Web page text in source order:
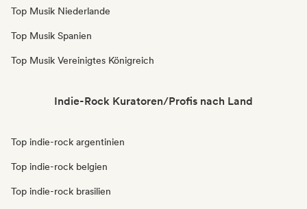
Top Musik Niederlande
Top Musik Spanien
Top Musik Vereinigtes Königreich
Indie-Rock Kuratoren/Profis nach Land
Top indie-rock argentinien
Top indie-rock belgien
Top indie-rock brasilien